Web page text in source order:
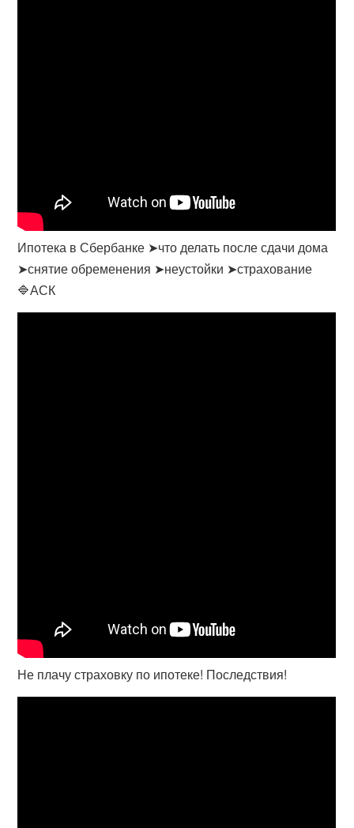
Ипотека в Сбербанке ➤что делать после сдачи дома
➤снятие обременения ➤неустойки ➤страхование
🔷АСК
Не плачу страховку по ипотеке! Последствия!